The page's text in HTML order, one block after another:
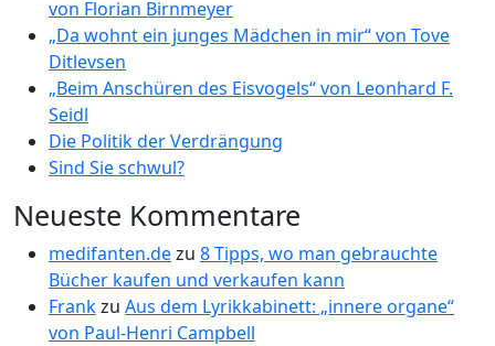
von Florian Birnmeyer
„Da wohnt ein junges Mädchen in mir“ von Tove
Ditlevsen
„Beim Anschüren des Eisvogels“ von Leonhard F.
Seidl
Die Politik der Verdrängung
Sind Sie schwul?
Neueste Kommentare
medifanten.dezu 8 Tipps, wo man gebrauchte
Bücher kaufen und verkaufen kann
Frankzu Aus dem Lyrikkabinett: „innere organe“
von Paul-Henri Campbell